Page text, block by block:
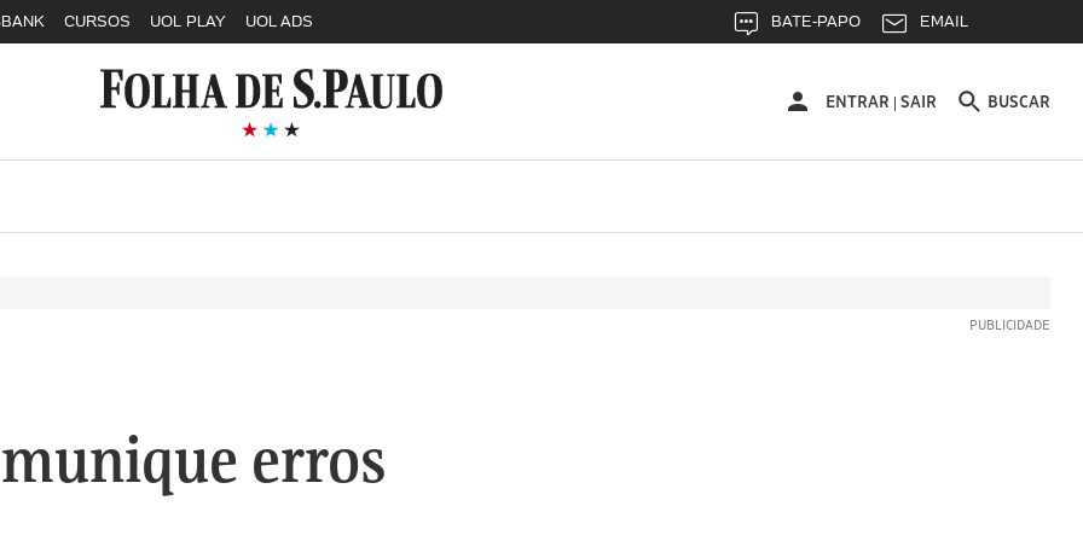
CURSOS UOL PLAY UOL ADS BATE-PAPO EMAIL
ENTRAR
ENTRAR | SAIR BUSCAR
erros